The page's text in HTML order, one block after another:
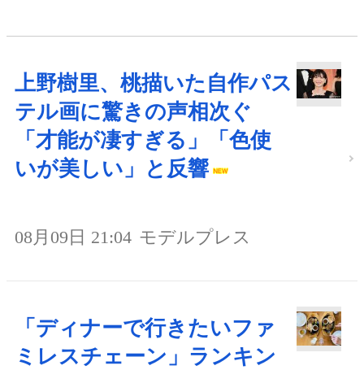
上野樹里、桃描いた自作パス
テル画に驚きの声相次ぐ
「才能が凄すぎる」「色使
いが美しい」と反響
08月09日 21:04 モデルプレス
「ディナーで行きたいファ
ミレスチェーン」ランキン